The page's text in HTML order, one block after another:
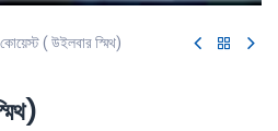
( উইলবার স্মিথ)